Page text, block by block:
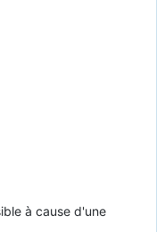
à cause d'une